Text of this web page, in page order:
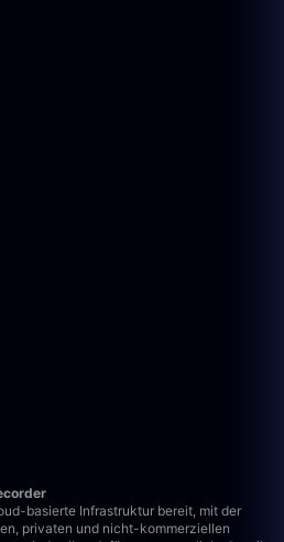
basierte Infrastruktur bereit, mit der
privaten und nicht-kommerziellen